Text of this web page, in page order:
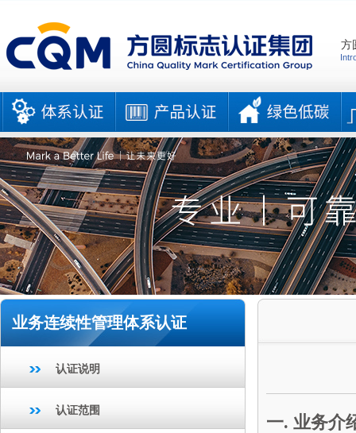
方
业务连续性管理体系认证
认证说明
认证范围
一. 业务介